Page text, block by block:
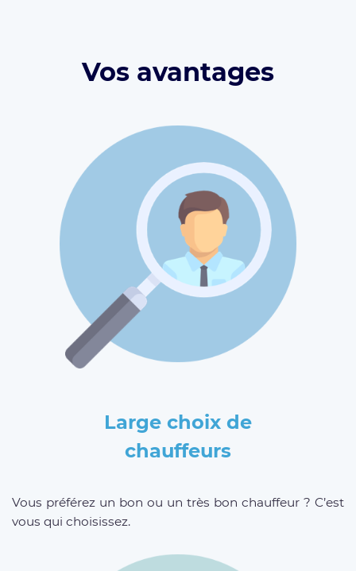
Vos avantages
Large choix de
chauffeurs
Vous préférez un bon ou un très bon chauffeur ? C’est
vous qui choisissez.